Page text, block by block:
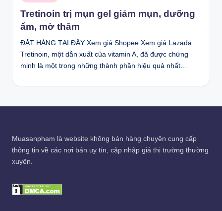
in
Tretinoin trị mụn gel giảm mụn, dưỡng
ẩm, mờ thâm
ĐẶT HÀNG TẠI ĐÂY Xem giá Shopee Xem giá Lazada
Tretinoin, một dẫn xuất của vitamin A, đã được chứng
minh là một trong những thành phần hiệu quả nhất…
Muasanpham là website không bán hàng chuyên cung cấp
thông tin về các nơi bán uy tín, cập nhập giá thị trường thường
xuyên.